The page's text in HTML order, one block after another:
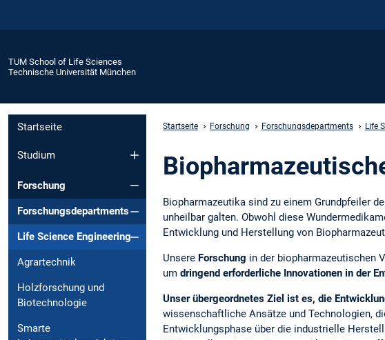
TUM School of Life Sciences
Technische Universität München
Startseite
Studium
Forschung
Forschungsdepartments
Life Science Engineering
Agrartechnik
Holzforschung und
Biotechnologie
Smarte
Startseite Forschung Forschungsdepartments Life
Biopharmazeutika sind zu einem Grundpfeiler
unheilbar galten. Obwohl diese
Entwicklung und Herstellung von
Unsere Forschung in der biopharmazeutischen
um dringend erforderliche Innovationen in der
Unser übergeordnetes Ziel ist es, die
wissenschaftliche Ansätze und Technologien,
Entwicklungsphase über die industrielle